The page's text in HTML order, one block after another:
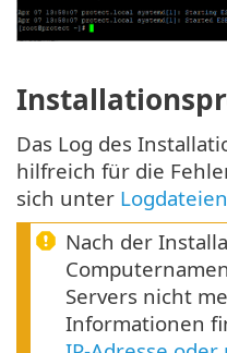
Das Log des
hilfreich für die
sich unter Logdateien
Nach der
Computernamen
Servers nicht
Informationen